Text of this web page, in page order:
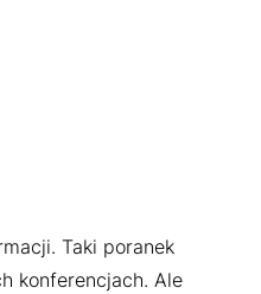
Taki poranek
konferencjach. Ale